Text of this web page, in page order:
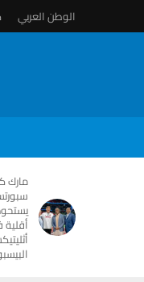
الوطن العربي
مارك